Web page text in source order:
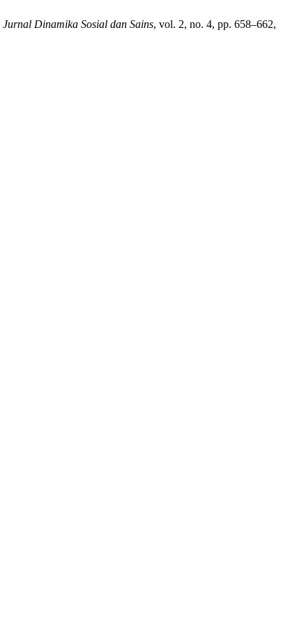
Jurnal Dinamika Sosial dan Sains, vol. 2, no. 4, pp. 658–662,